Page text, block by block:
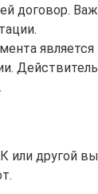
договор.
или другой